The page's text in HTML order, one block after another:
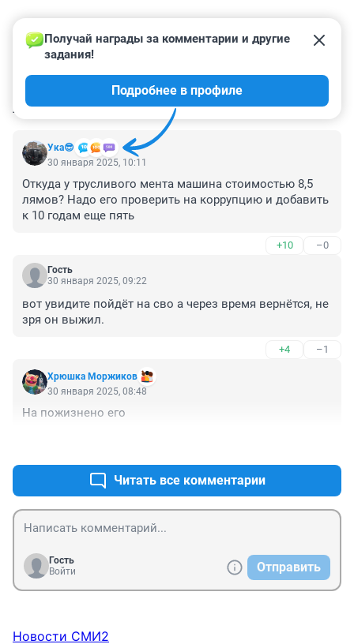
КОММЕНТАРИИ 4
Ука😎
Получай награды за комментарии и другие
задания!
Подробнее в профиле
30 января 2025, 10:11
Откуда у трусливого мента машина стоимостью 8,5
лямов? Надо его проверить на коррупцию и добавить
к 10 годам еще пять
+10 –0
Гость
30 января 2025, 09:22
вот увидите пойдёт на сво а через время вернётся, не
зря он выжил.
+4 –1
Хрюшка Моржиков
30 января 2025, 08:48
На пожизнено его
Читать все комментарии
Гость
Войти
Отправить
Новости СМИ2